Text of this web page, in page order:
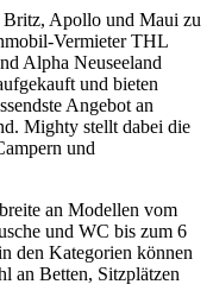
Britz, Apollo und Maui zu
Vermieter THL
Alpha Neuseeland
und bieten
Angebot an
Mighty stellt dabei die
und
an Modellen vom
und WC bis zum 6
den Kategorien können
an Betten, Sitzplätzen